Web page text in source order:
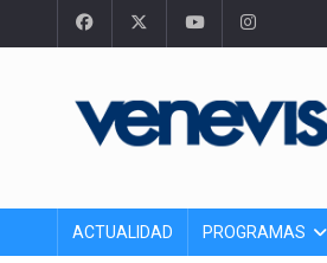
ACTUALIDAD PROGRAMAS